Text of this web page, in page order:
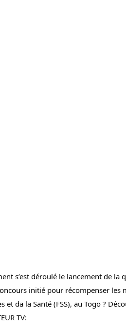
s’est déroulé le lancement de la
initié pour récompenser les
et da la Santé (FSS), au Togo ?
TV: